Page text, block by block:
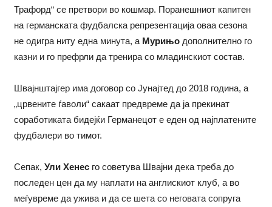
Трафорд“ се претвори во кошмар. Поранешниот капитен
на германската фудбалска репрезентација оваа сезона
не одигра ниту една минута, а Мурињодополнително го
казни и го префрли да тренира со младинскиот состав.
Швајнштајгер има договор со Јунајтед до 2018 година, а
„црвените ѓаволи“ сакаат предвреме да ја прекинат
соработиката бидејќи Германецот е еден од најплатените
фудбалери во тимот.
Сепак, Ули Хенесго советува Швајни дека треба до
последен цен да му наплати на англискиот клуб, а во
меѓувреме да ужива и да се шета со неговата сопруга